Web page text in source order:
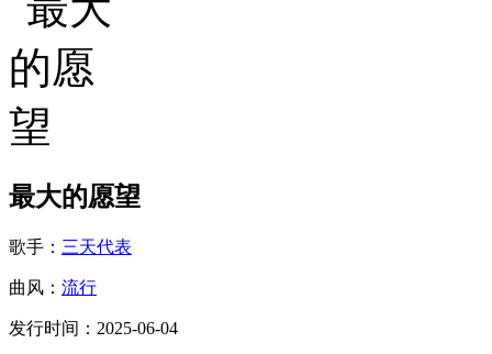
最大的愿望
歌手： 三天代表
曲风： 流行
发行时间：2025-06-04